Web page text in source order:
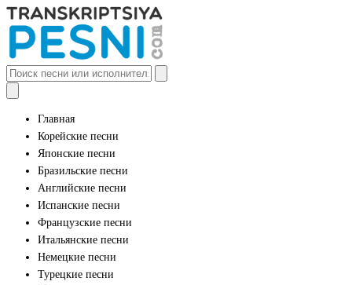
Главная
Корейские песни
Японские песни
Бразильские песни
Английские песни
Испанские песни
Французские песни
Итальянские песни
Немецкие песни
Турецкие песни